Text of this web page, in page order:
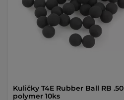
Kuličky T4E Rubber Ball RB .50
polymer 10ks